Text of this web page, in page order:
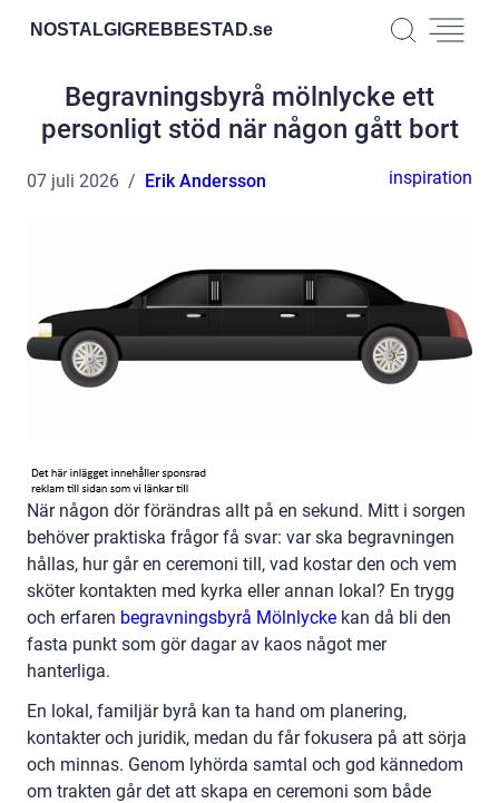
NOSTALGIGREBBESTAD.se
Begravningsbyrå mölnlycke ett
personligt stöd när någon gått bort
07 juli 2026 Erik Andersson inspiration
När någon dör förändras allt på en sekund. Mitt i sorgen
behöver praktiska frågor få svar: var ska begravningen
hållas, hur går en ceremoni till, vad kostar den och vem
sköter kontakten med kyrka eller annan lokal? En trygg
och erfaren begravningsbyrå Mölnlycke kan då bli den
fasta punkt som gör dagar av kaos något mer
hanterliga.
En lokal, familjär byrå kan ta hand om planering,
kontakter och juridik, medan du får fokusera på att sörja
och minnas. Genom lyhörda samtal och god kännedom
om trakten går det att skapa en ceremoni som både